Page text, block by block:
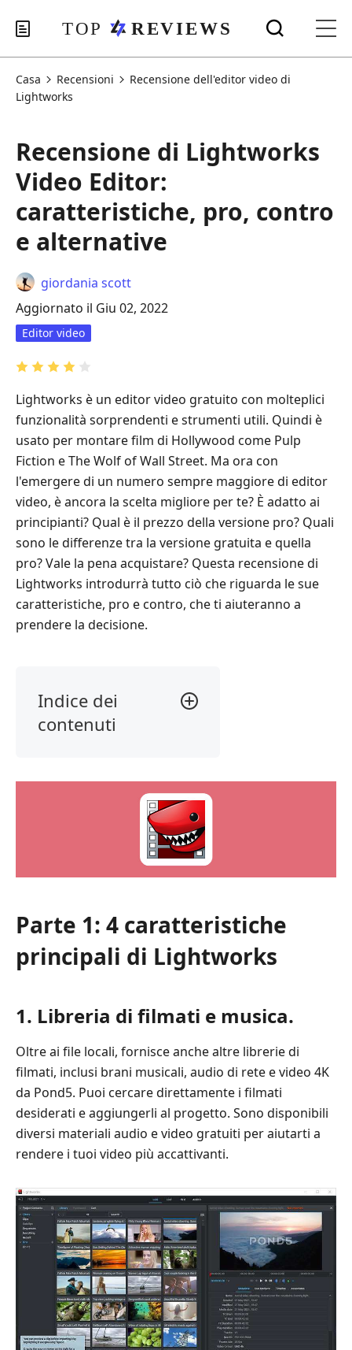
Casa Recensioni
Recensione dell'editor video di
Lightworks
Recensione di Lightworks
Video Editor:
caratteristiche, pro, contro
e alternative
giordania scott
Aggiornato il Giu 02, 2022
Editor video
Lightworks è un editor video gratuito con molteplici
funzionalità sorprendenti e strumenti utili. Quindi è
usato per montare film di Hollywood come Pulp
Fiction e The Wolf of Wall Street. Ma ora con
l'emergere di un numero sempre maggiore di editor
video, è ancora la scelta migliore per te? È adatto ai
principianti? Qual è il prezzo della versione pro? Quali
sono le differenze tra la versione gratuita e quella
pro? Vale la pena acquistare? Questa recensione di
Lightworks introdurrà tutto ciò che riguarda le sue
caratteristiche, pro e contro, che ti aiuteranno a
prendere la decisione.
Indice dei
contenuti
4
Recensioni
generali:
pro
di
Parte
3:
Differenze
tra
la
versione
e
quella
Pro:
vale
la
pena
acquistarla?
Parte
Parte 1: 4 caratteristiche
principali di Lightworks
1. Libreria di filmati e musica.
Oltre ai file locali, fornisce anche altre librerie di
filmati, inclusi brani musicali, audio di rete e video 4K
da Pond5. Puoi cercare direttamente i filmati
desiderati e aggiungerli al progetto. Sono disponibili
diversi materiali audio e video gratuiti per aiutarti a
rendere i tuoi video più accattivanti.